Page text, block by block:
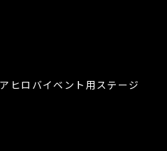
ロバイベント用ステージ